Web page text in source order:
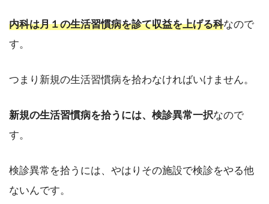
内科は月１の生活習慣病を診て収益を上げる科なので
す。
つまり新規の生活習慣病を拾わなければいけません。
新規の生活習慣病を拾うには、検診異常一択なので
す。
検診異常を拾うには、やはりその施設で検診をやる他
ないんです。